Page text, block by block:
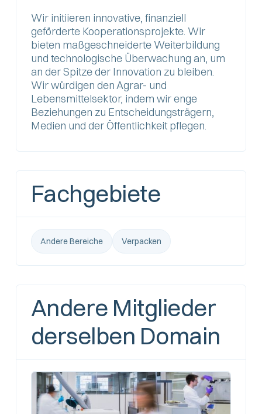
Wir initiieren innovative, finanziell
geförderte Kooperationsprojekte. Wir
bieten maßgeschneiderte Weiterbildung
und technologische Überwachung an, um
an der Spitze der Innovation zu bleiben.
Wir würdigen den Agrar- und
Lebensmittelsektor, indem wir enge
Beziehungen zu Entscheidungsträgern,
Medien und der Öffentlichkeit pflegen.
Fachgebiete
Andere Bereiche Verpacken
Andere Mitglieder
derselben Domain